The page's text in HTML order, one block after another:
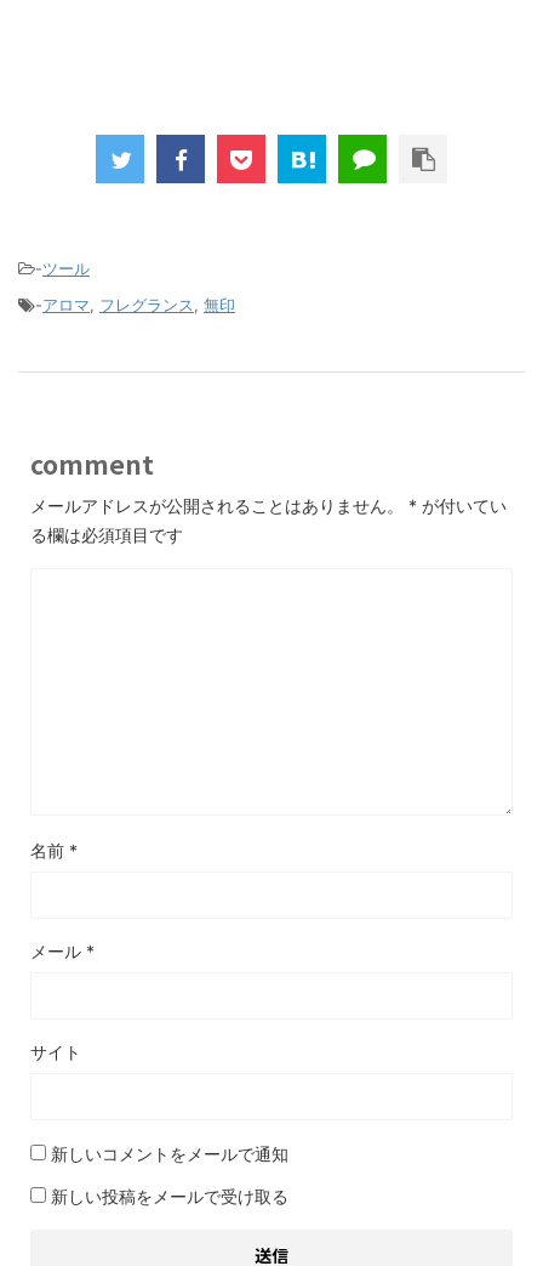
-ツール
-アロマ, フレグランス, 無印
comment
メールアドレスが公開されることはありません。 * が付いてい
る欄は必須項目です
名前 *
メール *
サイト
新しいコメントをメールで通知
新しい投稿をメールで受け取る